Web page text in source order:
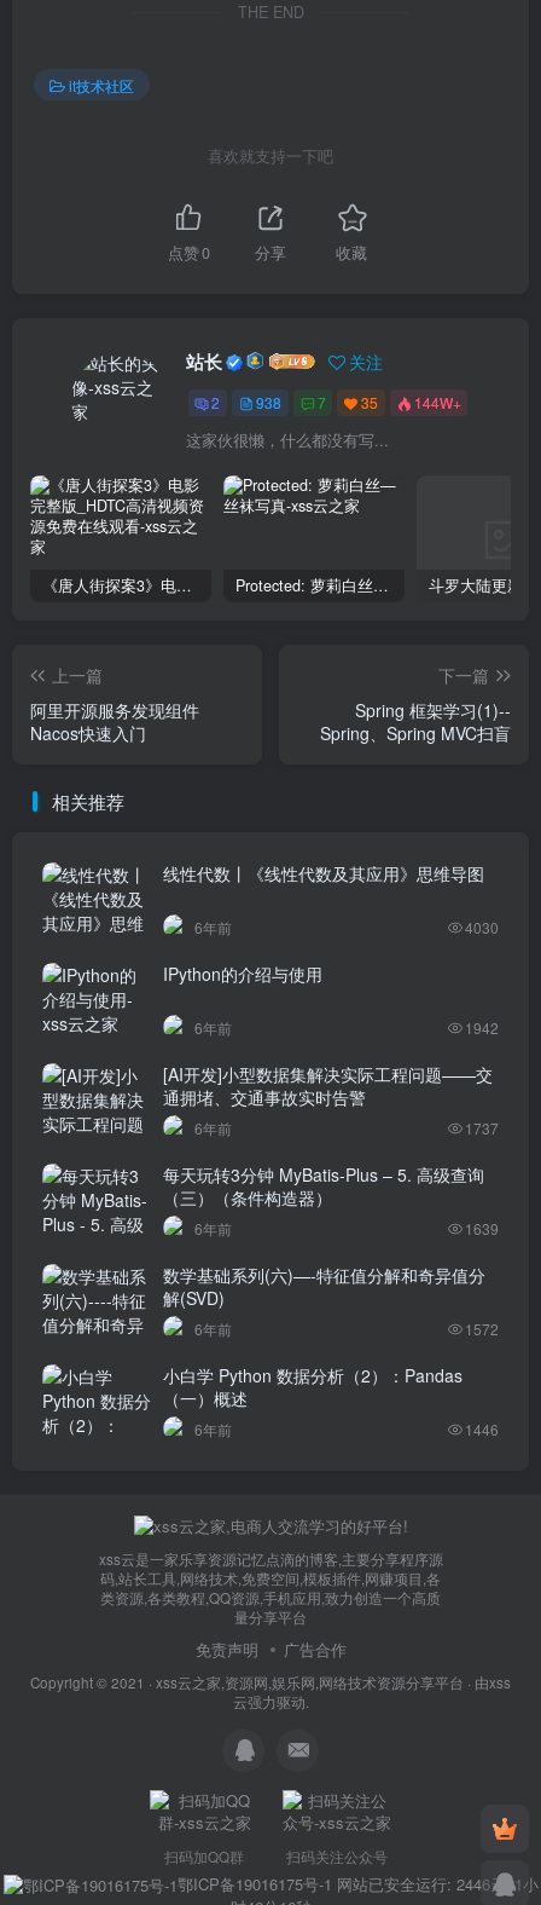
THE END
it技术社区
喜欢就支持一下吧
点赞0 分享 收藏
站长 关注
2 938 7 35 144W+
这家伙很懒，什么都没有写...
《唐人街探案3》电影完整版_HDTC高清视频资源免费在线观看 Protected: 萝莉白丝—丝袜写真
上一篇
阿里开源服务发现组件
Nacos快速入门
下一篇
Spring 框架学习(1)--
Spring、Spring MVC扫盲
相关推荐
线性代数丨《线性代数及其应用》思维导图
6年前 4030
IPython的介绍与使用
6年前 1942
[AI开发]小型数据集解决实际工程问题——交
通拥堵、交通事故实时告警
6年前 1737
每天玩转3分钟 MyBatis-Plus – 5. 高级查询
（三）（条件构造器）
6年前 1639
数学基础系列(六)—-特征值分解和奇异值分
解(SVD)
6年前 1572
小白学 Python 数据分析（2）：Pandas
（一）概述
6年前 1446
xss云是一家乐享资源记忆点滴的博客,主要分享程序源
码,站长工具,网络技术,免费空间,模板插件,网赚项目,各
类资源,各类教程,QQ资源,手机应用,致力创造一个高质
量分享平台
免责声明 广告合作
Copyright © 2021 · xss云之家,资源网,娱乐网,网络技术资源分享平台 · 由xss
云强力驱动.
扫码加QQ群 扫码关注公众号
鄂ICP备19016175号-1 网站已安全运行: 2446天21小